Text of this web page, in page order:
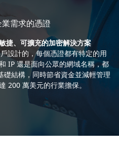
需求的憑證
捷、可擴充的加密解決方案
設計的，每個憑證都有特定的用
IP 還是面向公眾的網域名稱，都
結構，同時節省資金並減輕管理
200 萬美元的行業擔保。